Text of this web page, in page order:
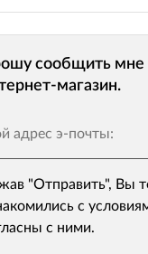
сообщить мне
магазин.
адрес э-почты:
"Отправить", Вы
с
с ними.